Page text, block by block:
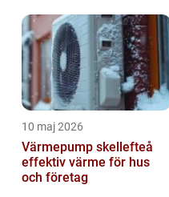
10 maj 2026
Värmepump skellefteå
effektiv värme för hus
och företag